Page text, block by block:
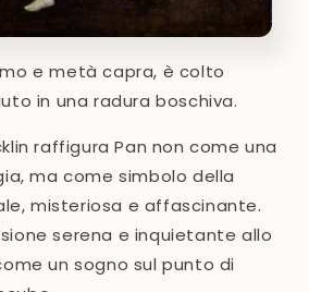
e metà capra, è colto
in una radura boschiva.
raffigura Pan non come una
ma come simbolo della
misteriosa e affascinante.
serena e inquietante allo
un sogno sul punto di